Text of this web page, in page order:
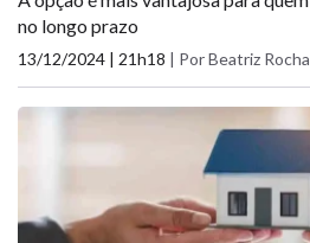
no longo prazo
13/12/2024 | 21h18 | Por Beatriz Rocha